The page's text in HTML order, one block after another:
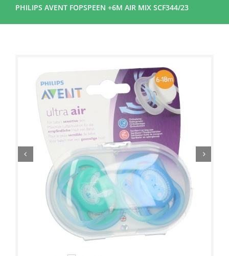
PHILIPS AVENT FOPSPEEN +6M AIR MIX SCF344/23